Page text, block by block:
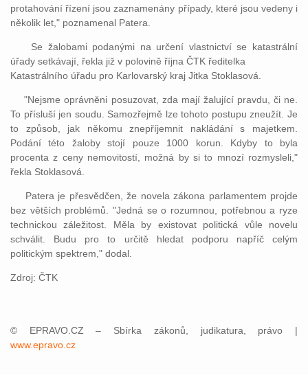
protahování řízení jsou zaznamenány případy, které jsou vedeny i
několik let," poznamenal Patera.
Se žalobami podanými na určení vlastnictví se katastrální
úřady setkávají, řekla již v polovině října ČTK ředitelka
Katastrálního úřadu pro Karlovarský kraj Jitka Stoklasová.
"Nejsme oprávněni posuzovat, zda mají žalující pravdu, či ne.
To přísluší jen soudu. Samozřejmě lze tohoto postupu zneužít. Je
to způsob, jak někomu znepříjemnit nakládání s majetkem.
Podání této žaloby stojí pouze 1000 korun. Kdyby to byla
procenta z ceny nemovitostí, možná by si to mnozí rozmysleli,"
řekla Stoklasová.
Patera je přesvědčen, že novela zákona parlamentem projde
bez větších problémů. "Jedná se o rozumnou, potřebnou a ryze
technickou záležitost. Měla by existovat politická vůle novelu
schválit. Budu pro to určitě hledat podporu napříč celým
politickým spektrem," dodal.
Zdroj: ČTK
© EPRAVO.CZ – Sbírka zákonů, judikatura, právo |
www.epravo.cz